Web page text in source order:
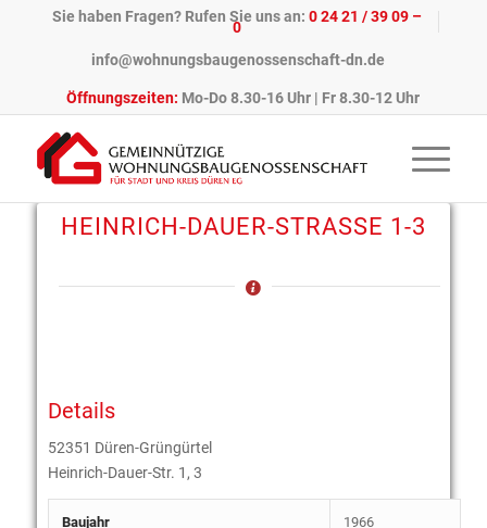
Sie haben Fragen? Rufen Sie uns an:0 24 21 / 39 09 –
0
info@wohnungsbaugenossenschaft-dn.de
Öffnungszeiten: Mo-Do 8.30-16 Uhr | Fr 8.30-12 Uhr
HEINRICH-DAUER-STRASSE 1-3
Details
52351 Düren-Grüngürtel
Heinrich-Dauer-Str. 1, 3
Baujahr 1966